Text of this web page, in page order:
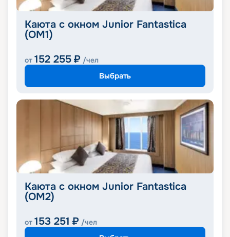
Каюта с окном Junior Fantastica
(OM1)
от 152 255 ₽ /чел
Выбрать
Каюта с окном Junior Fantastica
(OM2)
от 153 251 ₽ /чел